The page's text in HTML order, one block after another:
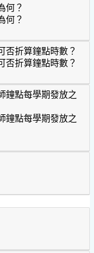
何？
何？
為何？
否折算鐘點時數？
否折算鐘點時數？
可否折算鐘點時數？
鐘點每學期發放之
鐘點每學期發放之
師鐘點每學期發放